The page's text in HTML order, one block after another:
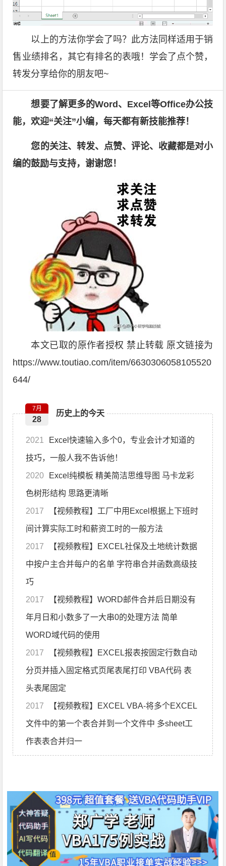
以上的方法你学会了吗？此方法同样适用于销
售业绩排名，其它有排名的表哦！学会了点个赞，
转发分享给你的朋友吧~
想要了解更多的Word、Excel等Office办公技
能，欢迎“关注”小编，每天都有新技能推荐！
您的关注、转发、点赞、评论、收藏都是对小
编的鼓励与支持，谢谢您！
本文已取的原作者授权 禁止转载 原文链接为
https://www.toutiao.com/item/6630306058105520
644/
历史上的今天
7月
28
2021 Excel快速输入多个0，专业会计才知道的
技巧，一般人我不告诉他！
2020 Excel纯模板 精美简洁思维导图 马卡龙彩
色树形结构 思路更清晰
2017 【视频教程】工厂中用Excel根据上下班时
间计算实际工时和薪资工时的一般方法
2017 【视频教程】EXCEL社保及土地统计数据
中按户主合并每户的名单 字符串合并函数高级技
巧
2017 【视频教程】WORD邮件合并后日期没有
年月日和小数多了一大串0的处理方法 简单
WORD域代码的使用
2017 【视频教程】EXCEL报表按固定行数自动
分页并插入固定格式页尾表尾打印 VBA代码 表
头表尾固定
2017 【视频教程】EXCEL VBA-将多个EXCEL
文件中的第一个表合并到一个文件中 多sheet工
作表表合并归一